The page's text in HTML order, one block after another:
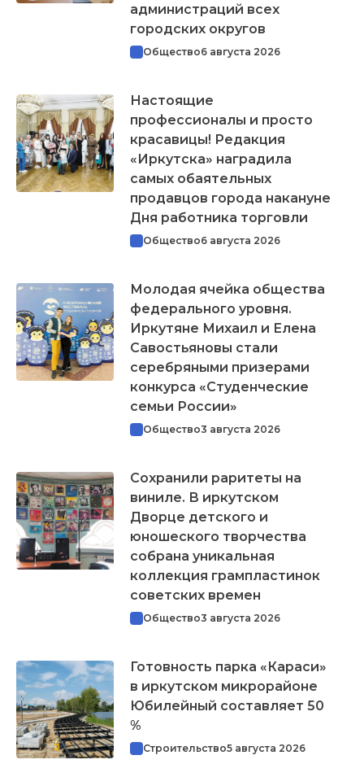
администраций всех
городских округов
Общество6 августа 2026
Настоящие
профессионалы и просто
красавицы! Редакция
«Иркутска» наградила
самых обаятельных
продавцов города накануне
Дня работника торговли
Общество6 августа 2026
Молодая ячейка общества
федерального уровня.
Иркутяне Михаил и Елена
Савостьяновы стали
серебряными призерами
конкурса «Студенческие
семьи России»
Общество3 августа 2026
Сохранили раритеты на
виниле. В иркутском
Дворце детского и
юношеского творчества
собрана уникальная
коллекция грампластинок
советских времен
Общество3 августа 2026
Готовность парка «Караси»
в иркутском микрорайоне
Юбилейный составляет 50
%
Строительство5 августа 2026